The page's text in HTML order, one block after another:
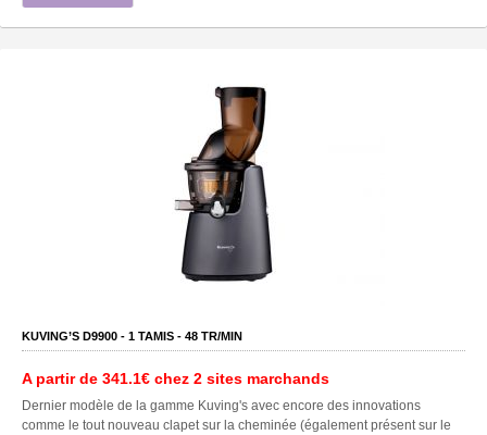
KUVING’S D9900 - 1 TAMIS - 48 TR/MIN
A partir de 341.1€ chez 2 sites marchands
Dernier modèle de la gamme Kuving's avec encore des innovations
comme le tout nouveau clapet sur la cheminée (également présent sur le